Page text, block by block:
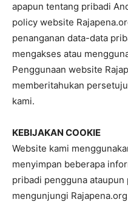
apapun tentang pribadi
policy website
penanganan data-data
mengakses atau
Penggunaan website
memberitahukan
kami.
KEBIJAKAN COOKIE
Website kami
menyimpan beberapa
pribadi pengguna
mengunjungi